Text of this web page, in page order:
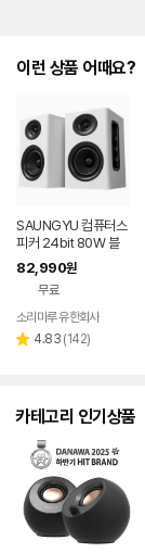
이런 상품 어때요?
SAUNGYU 컴퓨터스
피커 24bit 80W 블
루투스 USB DAC AU
X 옵티컬 연결
82,990원
무료
소리마루 유한회사
별 4.83 리
(142)
카테고리 인기상품